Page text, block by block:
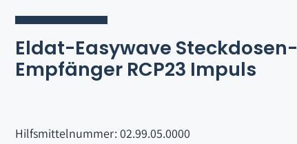
Eldat-Easywave Steckdosen-
Empfänger RCP23 Impuls
Hilfsmittelnummer: 02.99.05.0000